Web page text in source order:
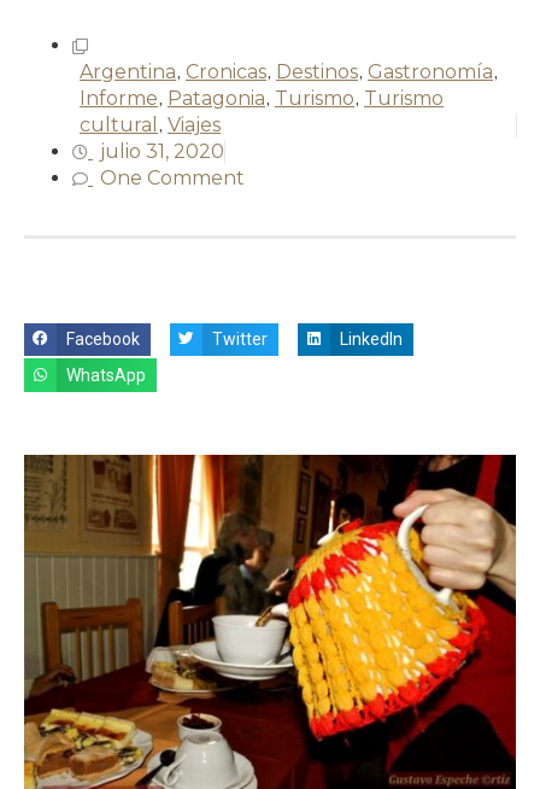
Argentina, Cronicas, Destinos, Gastronomía,
Informe, Patagonia, Turismo, Turismo
cultural , Viajes
julio 31, 2020
One Comment
Facebook Twitter
LinkedIn
WhatsApp